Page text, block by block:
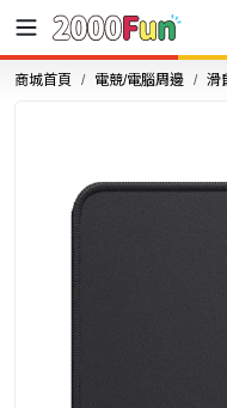
商城首頁 電競/電腦周邊 滑